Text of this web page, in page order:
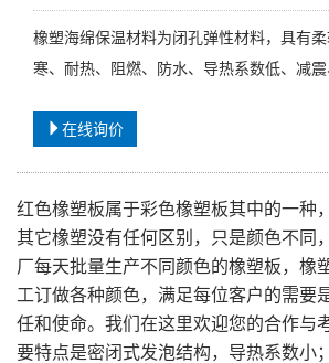
橡塑海绵保温材料为闭孔弹性材料，具有
寒、耐热、阻燃、防水、导热系数低、减
在线询价
红色橡塑板属于彩色橡塑板其中的一种
其它橡塑没有任何区别，只是颜色不同
厂每天批量生产不同颜色的橡塑板，橡
工订做各种颜色，满足每位客户的需要
任和使命。我们在这里欢迎您的合作与
要特点是密闭式发泡结构，导热系数小